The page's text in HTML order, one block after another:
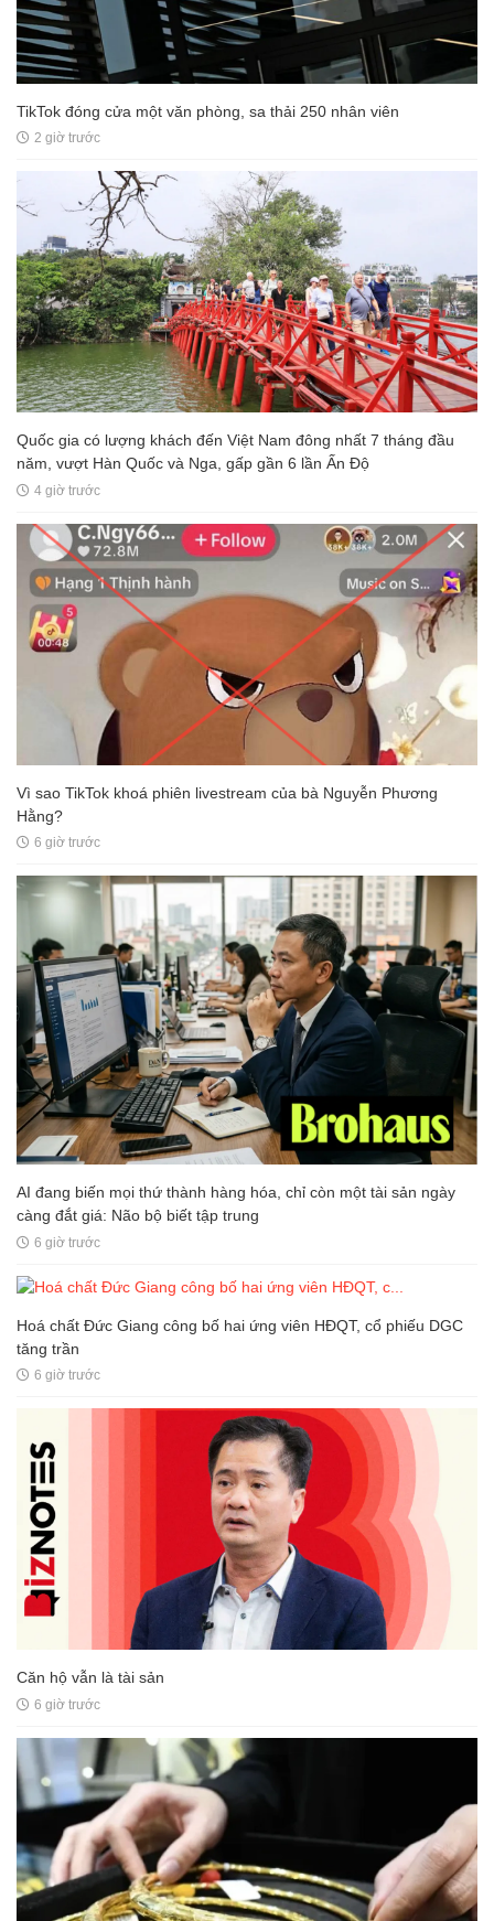
TikTok đóng cửa một văn phòng, sa thải 250 nhân viên
2 giờ trước
Quốc gia có lượng khách đến Việt Nam đông nhất 7 tháng đầu
năm, vượt Hàn Quốc và Nga, gấp gần 6 lần Ấn Độ
4 giờ trước
Vì sao TikTok khoá phiên livestream của bà Nguyễn Phương
Hằng?
6 giờ trước
AI đang biến mọi thứ thành hàng hóa, chỉ còn một tài sản ngày
càng đắt giá: Não bộ biết tập trung
6 giờ trước
Hoá chất Đức Giang công bố hai ứng viên HĐQT, cổ phiếu DGC
tăng trần
6 giờ trước
Căn hộ vẫn là tài sản
6 giờ trước